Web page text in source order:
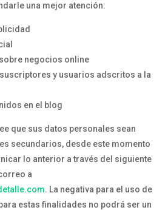
una mejor atención:
negocios online
y usuarios adscritos a la
en el blog
que sus datos personales sean
secundarios, desde este momento
lo anterior a través del siguiente
a
. La negativa para el uso de
estas finalidades no podrá ser un